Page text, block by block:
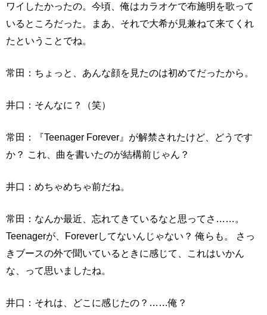
ワイしたかったの。今頃、俺はカラオケで布施明を歌って
いるところだった。まあ、それで大希が見兼ねて来てくれ
たということでね。
常田：ちょっと、あんな顔を見たのは初めてだったから。
井口：そんなに？（笑）
常田：『Teenager Forever』が解禁されたけど、どうです
か？ これ、曲を書いたのが結構前じゃん？
井口：めちゃめちゃ前だね。
常田：なんか最近、忘れてきているなと思ってさ……。
Teenagerが、Foreverしてないんじゃない？ 俺らも。 さっ
きブースの外で聞いているときに感じて、これはいかん
な、って思いましたね。
井口：それは、どこに感じたの？……俺？